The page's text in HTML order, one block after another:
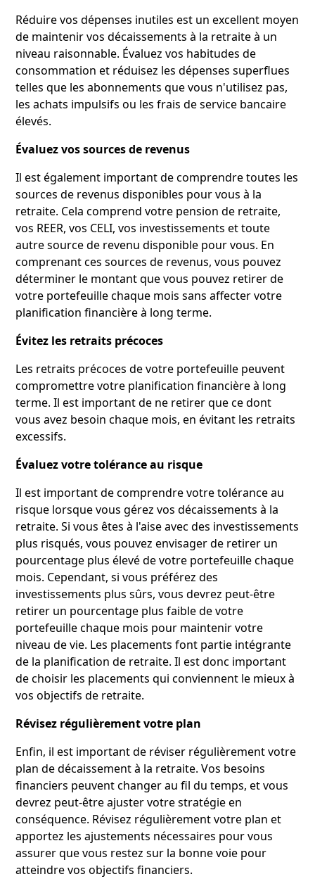
Réduire vos dépenses inutiles est un excellent moyen
de maintenir vos décaissements à la retraite à un
niveau raisonnable. Évaluez vos habitudes de
consommation et réduisez les dépenses superflues
telles que les abonnements que vous n'utilisez pas,
les achats impulsifs ou les frais de service bancaire
élevés.
Évaluez vos sources de revenus
Il est également important de comprendre toutes les
sources de revenus disponibles pour vous à la
retraite. Cela comprend votre pension de retraite,
vos REER, vos CELI, vos investissements et toute
autre source de revenu disponible pour vous. En
comprenant ces sources de revenus, vous pouvez
déterminer le montant que vous pouvez retirer de
votre portefeuille chaque mois sans affecter votre
planification financière à long terme.
Évitez les retraits précoces
Les retraits précoces de votre portefeuille peuvent
compromettre votre planification financière à long
terme. Il est important de ne retirer que ce dont
vous avez besoin chaque mois, en évitant les retraits
excessifs.
Évaluez votre tolérance au risque
Il est important de comprendre votre tolérance au
risque lorsque vous gérez vos décaissements à la
retraite. Si vous êtes à l'aise avec des investissements
plus risqués, vous pouvez envisager de retirer un
pourcentage plus élevé de votre portefeuille chaque
mois. Cependant, si vous préférez des
investissements plus sûrs, vous devrez peut-être
retirer un pourcentage plus faible de votre
portefeuille chaque mois pour maintenir votre
niveau de vie. Les placements font partie intégrante
de la planification de retraite. Il est donc important
de choisir les placements qui conviennent le mieux à
vos objectifs de retraite.
Révisez régulièrement votre plan
Enfin, il est important de réviser régulièrement votre
plan de décaissement à la retraite. Vos besoins
financiers peuvent changer au fil du temps, et vous
devrez peut-être ajuster votre stratégie en
conséquence. Révisez régulièrement votre plan et
apportez les ajustements nécessaires pour vous
assurer que vous restez sur la bonne voie pour
atteindre vos objectifs financiers.